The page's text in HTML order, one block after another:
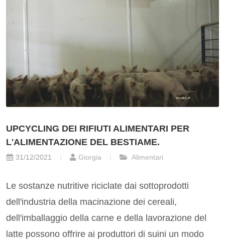
UPCYCLING DEI RIFIUTI ALIMENTARI PER
L'ALIMENTAZIONE DEL BESTIAME.
31/12/2021 Giorgia Alimentari
Le sostanze nutritive riciclate dai sottoprodotti
dell'industria della macinazione dei cereali,
dell'imballaggio della carne e della lavorazione del
latte possono offrire ai produttori di suini un modo